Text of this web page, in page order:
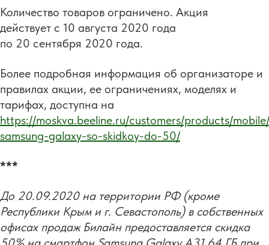
Количество товаров ограничено. Акция
действует с 10 августа 2020 года
по 20 сентября 2020 года.
Более подробная информация об организаторе и
правилах акции, ее ограничениях, моделях и
тарифах, доступна на
https://moskva.beeline.ru/customers/products/
samsung-galaxy-so-skidkoy-do-50/
***
До 20.09.2020 на территории РФ (кроме
Республики Крым и г. Севастополь) в собственных
офисах продаж Билайн предоставляется скидка